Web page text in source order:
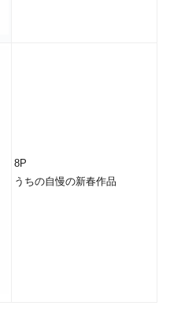
8P
うちの自慢の新春作品